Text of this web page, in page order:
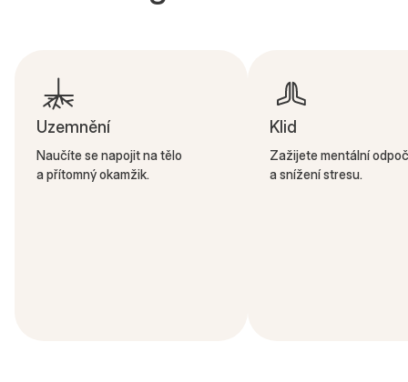
Uzemnění
Naučíte se napojit na tělo
a přítomný okamžik.
Klid
Zažijete mentální
a snížení stresu.